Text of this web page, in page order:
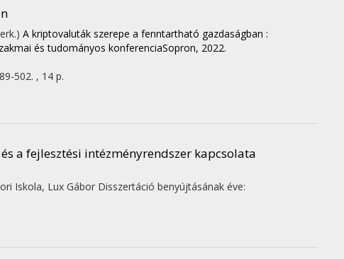
A kriptovaluták szerepe a fenntartható gazdaságban :
és tudományos konferenciaSopron, 2022.
502. , 14 p.
a fejlesztési intézményrendszer kapcsolata
Iskola, Lux Gábor Disszertáció benyújtásának éve: